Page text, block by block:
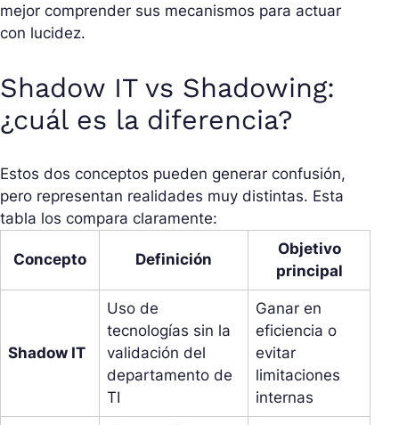
mejor comprender sus mecanismos para actuar
con lucidez.
Shadow IT vs Shadowing:
¿cuál es la diferencia?
Estos dos conceptos pueden generar confusión,
pero representan realidades muy distintas. Esta
tabla los compara claramente:
Concepto Definición
Objetivo
principal
Shadow IT
Uso de
tecnologías sin la
validación del
departamento de
TI
Ganar en
eficiencia o
evitar
limitaciones
internas